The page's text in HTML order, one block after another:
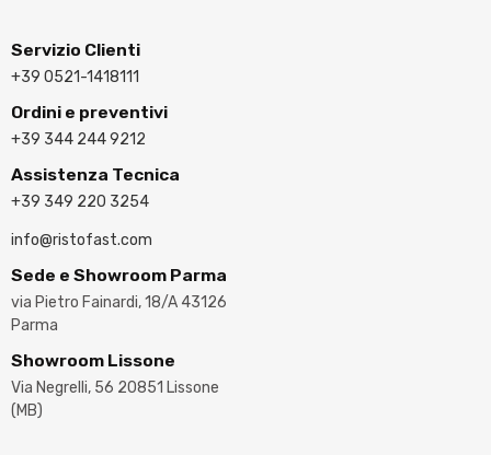
Servizio Clienti
+39 0521-1418111
Ordini e preventivi
+39 344 244 9212
Assistenza Tecnica
+39 349 220 3254
info@ristofast.com
Sede e Showroom Parma
via Pietro Fainardi, 18/A 43126
Parma
Showroom Lissone
Via Negrelli, 56 20851 Lissone
(MB)